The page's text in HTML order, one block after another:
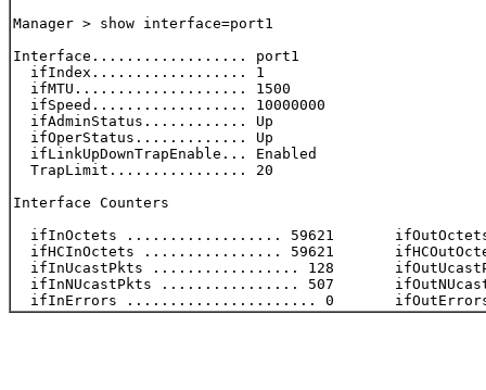
Manager > show interface=port1
Interface.................. port1
  ifIndex.................. 1
  ifMTU.................... 1500
  ifSpeed.................. 10000000
  ifAdminStatus............ Up
  ifOperStatus............. Up
  ifLinkUpDownTrapEnable... Enabled
  TrapLimit................ 20
Interface Counters
ifInOctets .................. 59621
ifHCInOctets ................ 59621
ifInUcastPkts ................. 128
ifInNUcastPkts ................ 507